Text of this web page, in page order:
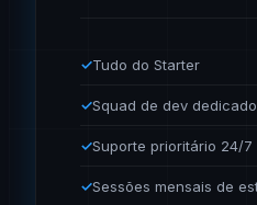
✓Tudo do Starter
✓Squad de dev dedicado
✓Suporte prioritário 24/7
✓Sessões mensais de